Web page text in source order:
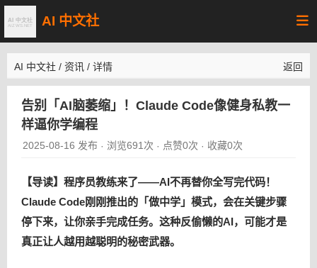
AI 中文社
AI 中文社 / 资讯 / 详情 返回
告别「AI脑萎缩」！Claude Code像健身私教一
样逼你学编程
2025-08-16 发布 · 浏览691次 · 点赞0次 · 收藏0次
【导读】程序员教练来了——AI不再替你全写完代码！
Claude Code刚刚推出的「做中学」模式，会在关键步骤
停下来，让你亲手完成任务。这种反偷懒的AI，可能才是
真正让人越用越聪明的秘密武器。